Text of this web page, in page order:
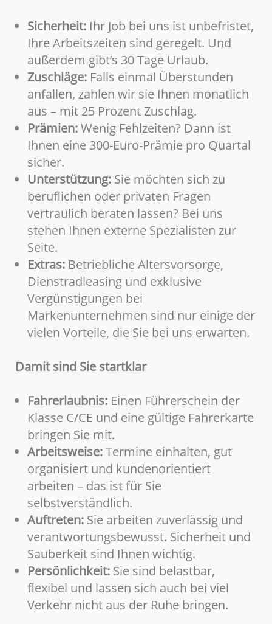
Sicherheit: Ihr Job bei uns ist unbefristet,
Ihre Arbeitszeiten sind geregelt. Und
außerdem gibt’s 30 Tage Urlaub.
Zuschläge: Falls einmal Überstunden
anfallen, zahlen wir sie Ihnen monatlich
aus – mit 25 Prozent Zuschlag.
Prämien:Wenig Fehlzeiten? Dann ist
Ihnen eine 300-Euro-Prämie pro Quartal
sicher.
Unterstützung: Sie möchten sich zu
beruflichen oder privaten Fragen
vertraulich beraten lassen? Bei uns
stehen Ihnen externe Spezialisten zur
Seite.
Extras: Betriebliche Altersvorsorge,
Dienstradleasing und exklusive
Vergünstigungen bei
Markenunternehmen sind nur einige der
vielen Vorteile, die Sie bei uns erwarten.
Damit sind Sie startklar
Fahrerlaubnis: Einen Führerschein der
Klasse C/CE und eine gültige Fahrerkarte
bringen Sie mit.
Arbeitsweise:Termine einhalten, gut
organisiert und kundenorientiert
arbeiten – das ist für Sie
selbstverständlich.
Auftreten: Sie arbeiten zuverlässig und
verantwortungsbewusst. Sicherheit und
Sauberkeit sind Ihnen wichtig.
Persönlichkeit: Sie sind belastbar,
flexibel und lassen sich auch bei viel
Verkehr nicht aus der Ruhe bringen.